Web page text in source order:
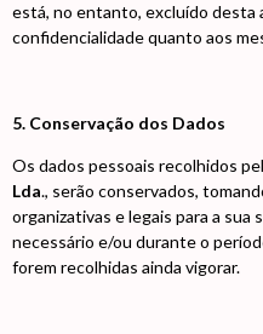
está, no entanto, excluído
confidencialidade quanto aos
5. Conservação dos Dados
Os dados pessoais recolhidos
Lda., serão conservados,
organizativas e legais para a sua
necessário e/ou durante o
forem recolhidas ainda vigorar.